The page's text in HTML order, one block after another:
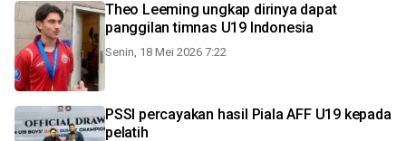
Theo Leeming ungkap dirinya dapat
panggilan timnas U19 Indonesia
Senin, 18 Mei 2026 7:22
PSSI percayakan hasil Piala AFF U19 kepada
pelatih